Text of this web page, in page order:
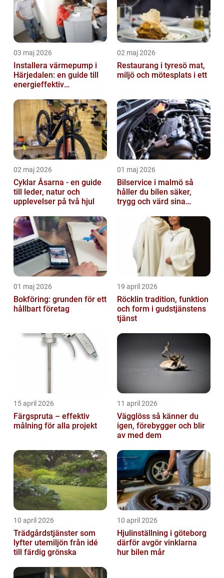
03 maj 2026
Installera värmepump i
Härjedalen: en guide till
energieffektiv
02 maj 2026
Restaurang i tyresö mat,
miljö och mötesplats i ett
02 maj 2026
Cyklar Åsarna - en guide
till leder, natur och
upplevelser på två hjul
01 maj 2026
Bilservice i malmö så
håller du bilen säker,
trygg och värd sina
01 maj 2026
Bokföring: grunden för ett
hållbart företag
19 april 2026
Röcklin tradition, funktion
och form i gudstjänstens
tjänst
15 april 2026
Färgspruta – effektiv
målning för alla projekt
11 april 2026
Vägglöss så känner du
igen, förebygger och blir
av med dem
10 april 2026
Trädgårdstjänster som
lyfter utemiljön från idé
till färdig grönska
10 april 2026
Hjulinställning i göteborg
därför avgör vinklarna
hur bilen mår